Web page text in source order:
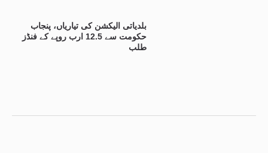
بلدیاتی الیکشن کی تیاریاں، پنجاب
حکومت سے 12.5 ارب روپے کے فنڈز
طلب